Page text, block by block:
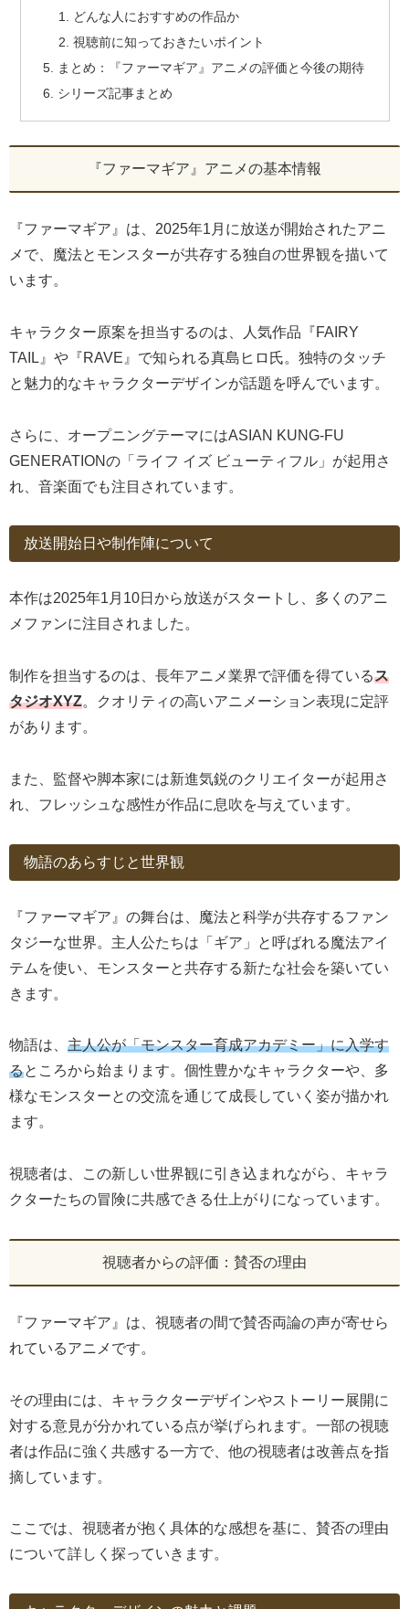
どんな人におすすめの作品か
視聴前に知っておきたいポイント
まとめ：『ファーマギア』アニメの評価と今後の期待
シリーズ記事まとめ
『ファーマギア』アニメの基本情報
『ファーマギア』は、2025年1月に放送が開始されたアニ
メで、魔法とモンスターが共存する独自の世界観を描いて
います。
キャラクター原案を担当するのは、人気作品『FAIRY
TAIL』や『RAVE』で知られる真島ヒロ氏。独特のタッチ
と魅力的なキャラクターデザインが話題を呼んでいます。
さらに、オープニングテーマにはASIAN KUNG-FU
GENERATIONの「ライフ イズ ビューティフル」が起用さ
れ、音楽面でも注目されています。
放送開始日や制作陣について
本作は2025年1月10日から放送がスタートし、多くのアニ
メファンに注目されました。
制作を担当するのは、長年アニメ業界で評価を得ているス
タジオXYZ。クオリティの高いアニメーション表現に定評
があります。
また、監督や脚本家には新進気鋭のクリエイターが起用さ
れ、フレッシュな感性が作品に息吹を与えています。
物語のあらすじと世界観
『ファーマギア』の舞台は、魔法と科学が共存するファン
タジーな世界。主人公たちは「ギア」と呼ばれる魔法アイ
テムを使い、モンスターと共存する新たな社会を築いてい
きます。
物語は、 主人公が「モンスター育成アカデミー」に入学す
るところから始まります。個性豊かなキャラクターや、多
様なモンスターとの交流を通じて成長していく姿が描かれ
ます。
視聴者は、この新しい世界観に引き込まれながら、キャラ
クターたちの冒険に共感できる仕上がりになっています。
視聴者からの評価：賛否の理由
『ファーマギア』は、視聴者の間で賛否両論の声が寄せら
れているアニメです。
その理由には、キャラクターデザインやストーリー展開に
対する意見が分かれている点が挙げられます。一部の視聴
者は作品に強く共感する一方で、他の視聴者は改善点を指
摘しています。
ここでは、視聴者が抱く具体的な感想を基に、賛否の理由
について詳しく探っていきます。